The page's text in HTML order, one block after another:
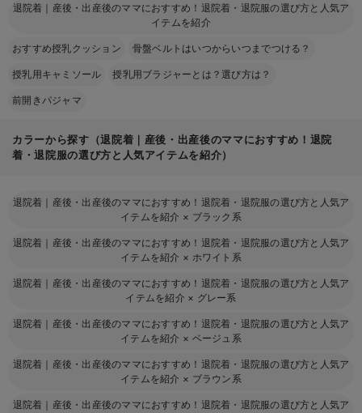
退院着｜産後・出産後のママにおすすめ！退院着・退院服の選び方と人気ア
イテムを紹介
おすすめ授乳クッション 骨盤ベルトはいつからいつまでつける？
授乳用キャミソール 授乳用ブラジャーとは？選び方は？
前開きパジャマ
カラーから探す（退院着｜産後・出産後のママにおすすめ！退院
着・退院服の選び方と人気アイテムを紹介）
退院着｜産後・出産後のママにおすすめ！退院着・退院服の選び方と人気ア
イテムを紹介 × ブラック系
退院着｜産後・出産後のママにおすすめ！退院着・退院服の選び方と人気ア
イテムを紹介 × ホワイト系
退院着｜産後・出産後のママにおすすめ！退院着・退院服の選び方と人気ア
イテムを紹介 × グレー系
退院着｜産後・出産後のママにおすすめ！退院着・退院服の選び方と人気ア
イテムを紹介 × ベージュ系
退院着｜産後・出産後のママにおすすめ！退院着・退院服の選び方と人気ア
イテムを紹介 × ブラウン系
退院着｜産後・出産後のママにおすすめ！退院着・退院服の選び方と人気ア